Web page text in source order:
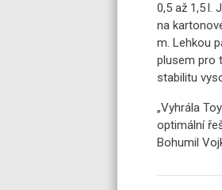
0,5 až 1,5 l.
na
m. Lehkou
plusem pro
stabilitu
„Vyhrála
optimální
Bohumil